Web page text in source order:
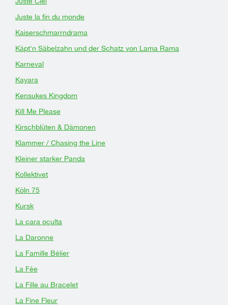
Juste la fin du monde
Kaiserschmarrndrama
Käpt'n Säbelzahn und der Schatz von Lama Rama
Karneval
Kayara
Kensukes Kingdom
Kill Me Please
Kirschblüten & Dämonen
Klammer / Chasing the Line
Kleiner starker Panda
Kollektivet
Köln 75
Kursk
La cara oculta
La Daronne
La Famille Bélier
La Fée
La Fille au Bracelet
La Fine Fleur